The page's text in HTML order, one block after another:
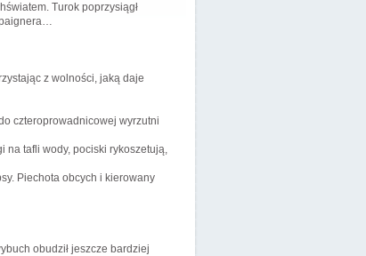
Turok poprzysiągł
z wolności, jaką daje
czteroprowadnicowej wyrzutni
na tafli wody, pociski rykoszetują,
Piechota obcych i kierowany
obudził jeszcze bardziej